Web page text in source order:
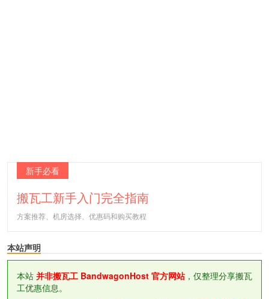
新手必看
搬瓦工新手入门完全指南
方案推荐、机房选择、优惠码和购买教程
本站声明
本站 并非搬瓦工 BandwagonHost 官方网站，仅整理分享搬瓦
工优惠信息。